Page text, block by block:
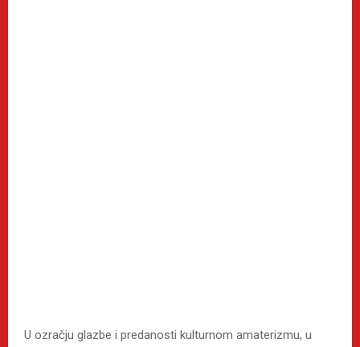
U ozračju glazbe i predanosti kulturnom amaterizmu, u